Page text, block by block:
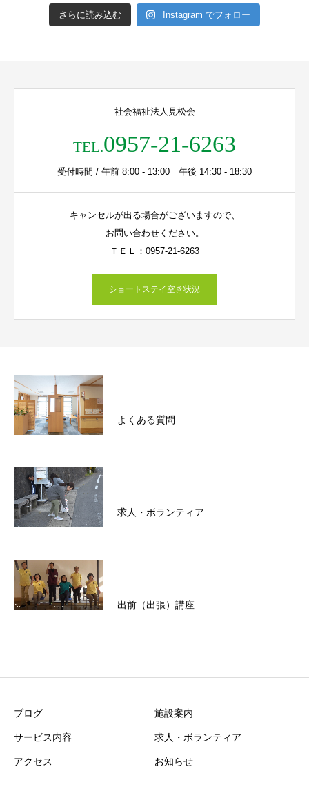
さらに読み込む Instagram でフォロー
社会福祉法人見松会
TEL.0957-21-6263
受付時間 / 午前 8:00 - 13:00 午後 14:30 - 18:30
キャンセルが出る場合がございますので、
お問い合わせください。
ＴＥＬ：0957-21-6263
ショートステイ空き状況
よくある質問
求人・ボランティア
出前（出張）講座
ブログ 施設案内
サービス内容 求人・ボランティア
アクセス お知らせ